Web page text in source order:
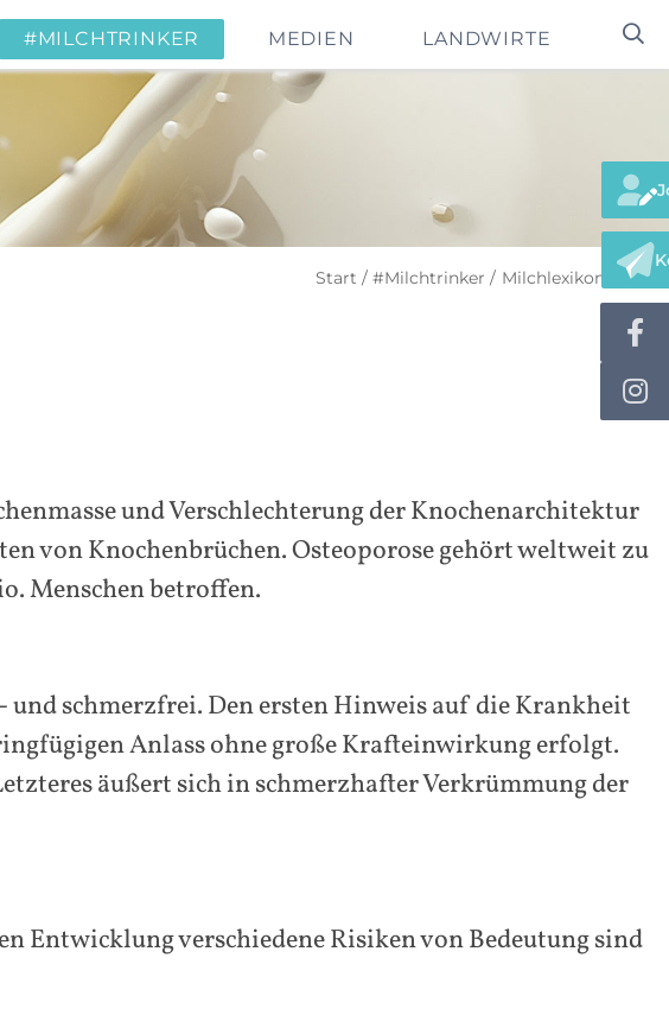
#MILCHTRINKER MEDIEN LANDWIRTE
Start #Milchtrinker Milchlexikon O-Q
und Verschlechterung der Knochenarchitektur
von Knochenbrüchen. Osteoporose gehört weltweit zu
Menschen betroffen.
schmerzfrei. Den ersten Hinweis auf die Krankheit
Anlass ohne große Krafteinwirkung erfolgt.
äußert sich in schmerzhafter Verkrümmung der
Entwicklung verschiedene Risiken von Bedeutung sind